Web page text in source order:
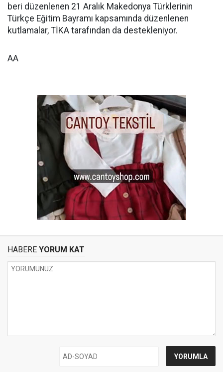
beri düzenlenen 21 Aralık Makedonya Türklerinin
Türkçe Eğitim Bayramı kapsamında düzenlenen
kutlamalar, TİKA tarafından da destekleniyor.
AA
HABERE YORUM KAT